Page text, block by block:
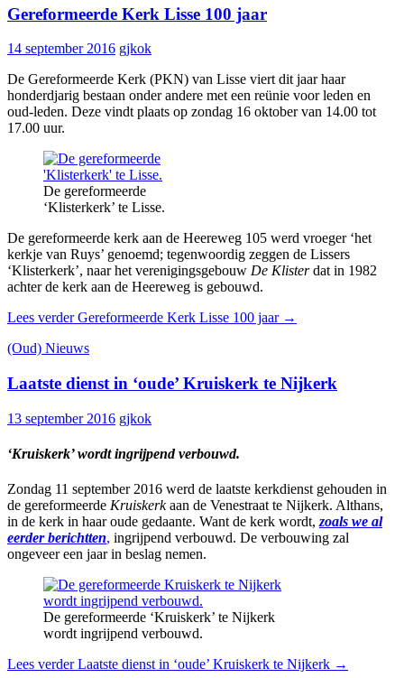
Gereformeerde Kerk Lisse 100 jaar
14 september 2016 gjkok
De Gereformeerde Kerk (PKN) van Lisse viert dit jaar haar
honderdjarig bestaan onder andere met een reünie voor leden en
oud-leden. Deze vindt plaats op zondag 16 oktober van 14.00 tot
17.00 uur.
De gereformeerde
‘Klisterkerk’ te Lisse.
De gereformeerde kerk aan de Heereweg 105 werd vroeger ‘het
kerkje van Ruys’ genoemd; tegenwoordig zeggen de Lissers
‘Klisterkerk’, naar het verenigingsgebouw De Klisterdat in 1982
achter de kerk aan de Heereweg is gebouwd.
Lees verderGereformeerde Kerk Lisse 100 jaar →
(Oud) Nieuws
Laatste dienst in ‘oude’ Kruiskerk te Nijkerk
13 september 2016 gjkok
‘Kruiskerk’ wordt ingrijpend verbouwd.
Zondag 11 september 2016 werd de laatste kerkdienst gehouden in
de gereformeerde Kruiskerkaan de Venestraat te Nijkerk. Althans,
in de kerk in haar oude gedaante. Want de kerk wordt, zoals we al
eerder berichtten, ingrijpend verbouwd. De verbouwing zal
ongeveer een jaar in beslag nemen.
De gereformeerde ‘Kruiskerk’ te Nijkerk
wordt ingrijpend verbouwd.
Lees verderLaatste dienst in ‘oude’ Kruiskerk te Nijkerk →